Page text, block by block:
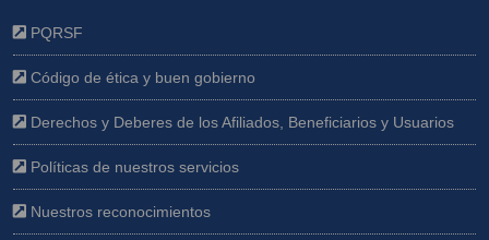
PQRSF
Código de ética y buen gobierno
Derechos y Deberes de los Afiliados, Beneficiarios y Usuarios
Políticas de nuestros servicios
Nuestros reconocimientos